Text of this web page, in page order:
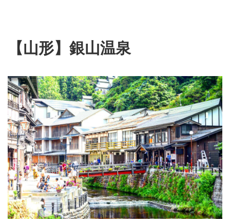
【山形】銀山温泉